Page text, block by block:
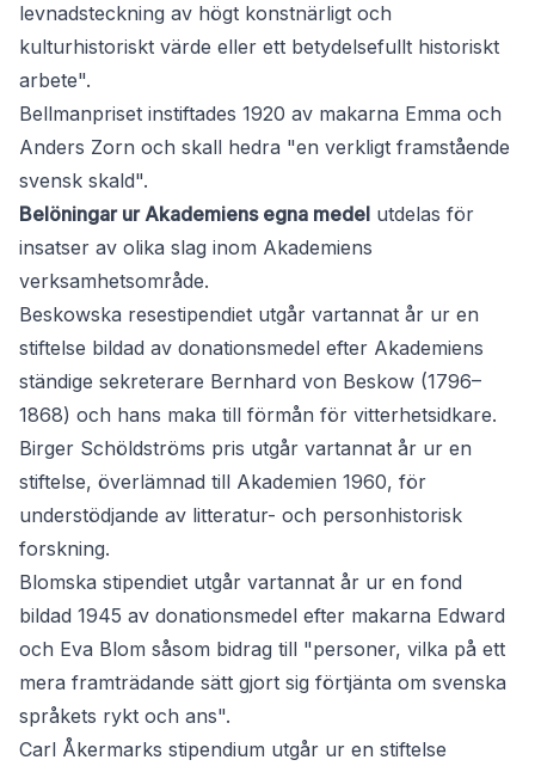
levnadsteckning av högt konstnärligt och
kulturhistoriskt värde eller ett betydelsefullt historiskt
arbete".
Bellmanpriset instiftades 1920 av makarna Emma och
Anders Zorn och skall hedra "en verkligt framstående
svensk skald".
Belöningar ur Akademiens egna medel utdelas för
insatser av olika slag inom Akademiens
verksamhetsområde.
Beskowska resestipendiet utgår vartannat år ur en
stiftelse bildad av donationsmedel efter Akademiens
ständige sekreterare Bernhard von Beskow (1796–
1868) och hans maka till förmån för vitterhetsidkare.
Birger Schöldströms pris utgår vartannat år ur en
stiftelse, överlämnad till Akademien 1960, för
understödjande av litteratur- och personhistorisk
forskning.
Blomska stipendiet utgår vartannat år ur en fond
bildad 1945 av donationsmedel efter makarna Edward
och Eva Blom såsom bidrag till "personer, vilka på ett
mera framträdande sätt gjort sig förtjänta om svenska
språkets rykt och ans".
Carl Åkermarks stipendium utgår ur en stiftelse